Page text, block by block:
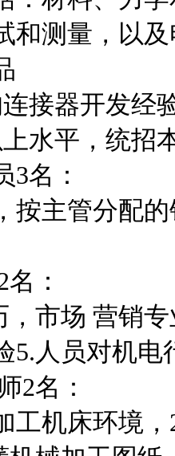
和测量，以
接器开发经
水平，统招
3名：
按主管分配
：
，市场 营销
5.人员对机电
2名：
工机床环境